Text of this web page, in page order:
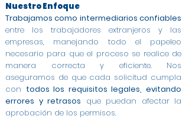
Nuestro Enfoque
Trabajamos como intermediarios confiables
entre los trabajadores extranjeros y las
empresas, manejando todo el papeleo
necesario para que el proceso se realice de
manera correcta y eficiente. Nos
aseguramos de que cada solicitud cumpla
con todos los requisitos legales, evitando
errores y retrasos que puedan afectar la
aprobación de los permisos.